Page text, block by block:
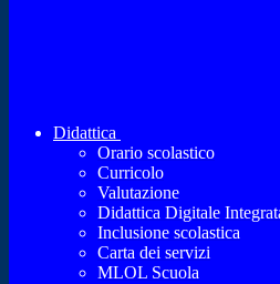
Didattica
Orario scolastico
Curricolo
Valutazione
Didattica Digitale
Inclusione scolastica
Carta dei servizi
MLOL Scuola